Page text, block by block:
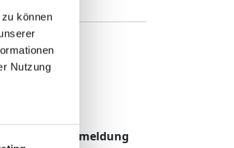
können
Nutzung
Newsletter Anmeldung